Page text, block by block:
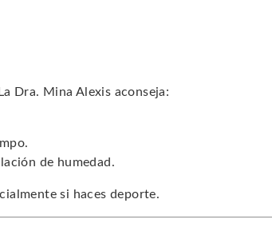
Dra. Mina Alexis aconseja:
de humedad.
si haces deporte.